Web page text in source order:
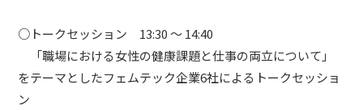
○トークセッション 13:30 ～ 14:40
「職場における女性の健康課題と仕事の両立について」
をテーマとしたフェムテック企業6社によるトークセッショ
ン